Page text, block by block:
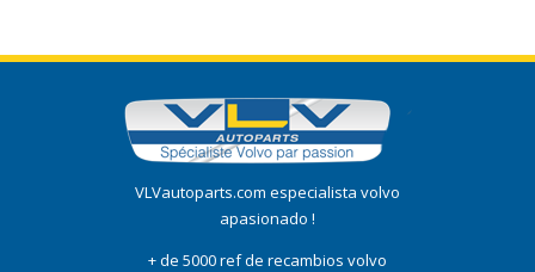
VLVautoparts.com especialista volvo
apasionado !
+ de 5000 ref de recambios volvo